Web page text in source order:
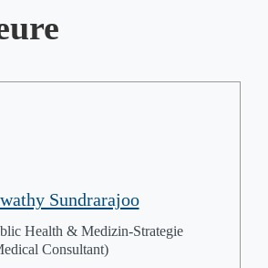
Sundrarajoo
Health & Medizin-Strategie
Consultant)